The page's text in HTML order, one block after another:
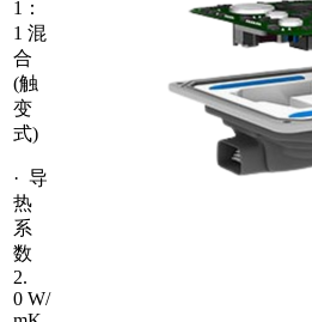
1：
1 混
合
(触
变
式)
· 导
热
系
数
2.
0 W/